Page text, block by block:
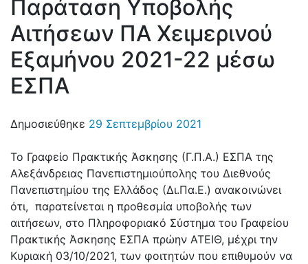
Παράταση Υποβολής
Αιτήσεων ΠΑ Χειμερινού
Εξαμήνου 2021-22 μέσω
ΕΣΠΑ
Δημοσιεύθηκε 29 Σεπτεμβρίου 2021
Το Γραφείο Πρακτικής Άσκησης (Γ.Π.Α.) ΕΣΠΑ της
Αλεξάνδρειας Πανεπιστημιούπολης του Διεθνούς
Πανεπιστημίου της Ελλάδος (Δι.Πα.Ε.) ανακοινώνει
ότι, παρατείνεται η προθεσμία υποβολής των
αιτήσεων, στο Πληροφοριακό Σύστημα του Γραφείου
Πρακτικής Άσκησης ΕΣΠΑ πρώην ΑΤΕΙΘ, μέχρι την
Κυριακή 03/10/2021, των φοιτητών που επιθυμούν να